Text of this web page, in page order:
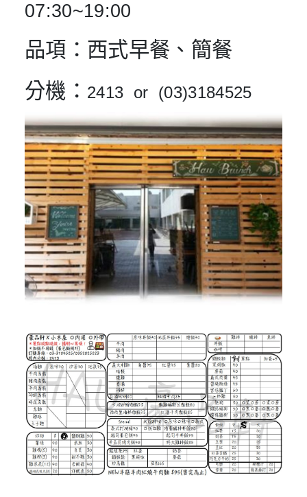
07:30~19:00
品項 ：西式早餐、簡餐
分機 ： 2413 or (03)3184525